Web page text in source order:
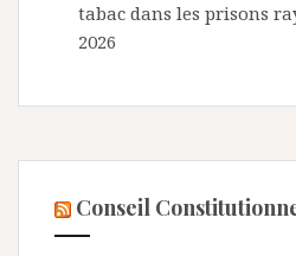
tabac dans les prisons
2026
Conseil